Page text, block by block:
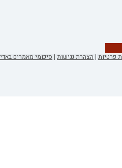
פרטיות | הצהרת נגישות | סיכומי מאמרים